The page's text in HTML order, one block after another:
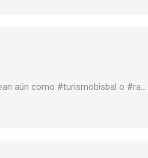
aún como #turismobisbal o #ra…